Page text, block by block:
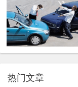
热门文章